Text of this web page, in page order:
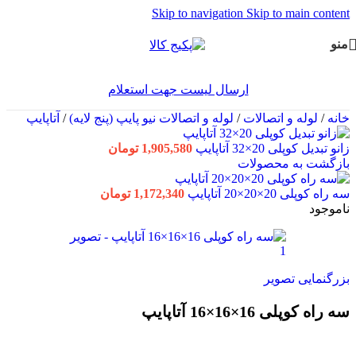
Skip to navigation Skip to main content
منو
ارسال لیست جهت استعلام
خانه/ لوله و اتصالات/ لوله و اتصالات نیو پایپ (پنج لایه)/ آتاپایپ
زانو تبدیل کوپلی 20×32 آتاپایپ 1,905,580 تومان
بازگشت به محصولات
سه راه کوپلی 20×20×20 آتاپایپ 1,172,340 تومان
ناموجود
بزرگنمایی تصویر
سه راه کوپلی 16×16×16 آتاپایپ